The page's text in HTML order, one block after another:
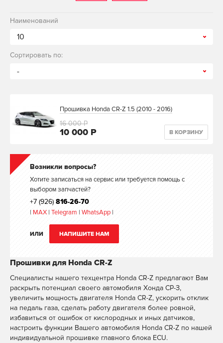
Наименований
10
Сортировать по:
-
Прошивка Honda CR-Z 1.5 (2010 - 2016)
10 000 Р
16 000 Р
В КОРЗИНУ
Возникли вопросы?
Хотите записаться на сервис или требуется помощь с
выбором запчастей?
+7 (926) 816-26-70
| MAX | Telegram | WhatsApp |
ИЛИ НАПИШИТЕ НАМ
Прошивки для Honda CR-Z
Специалисты нашего техцентра Honda CR-Z предлагают Вам
раскрыть потенциал своего автомобиля Хонда СР-З,
увеличить мощность двигателя Honda CR-Z, ускорить отклик
на педаль газа, сделать работу двигателя более ровной,
избавиться от ошибок от кислородных и иных датчиков,
настроить функции Вашего автомобиля Honda CR-Z по нашей
индивидуальной прошивке главного блока ECU.